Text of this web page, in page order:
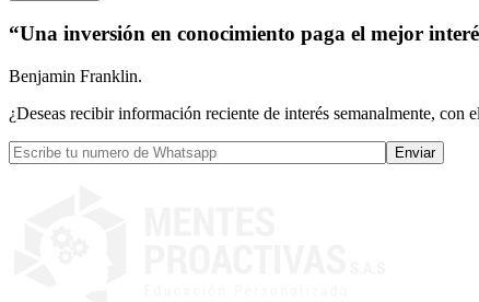
“Una inversión en conocimiento paga el mejor
Benjamin Franklin.
¿Deseas recibir información reciente de interés semanalmente, con